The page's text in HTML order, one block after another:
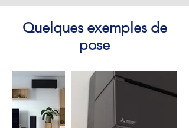
Quelques exemples de
pose